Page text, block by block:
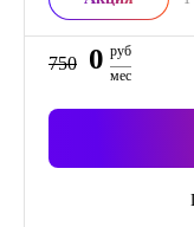
750 0 руб
мес